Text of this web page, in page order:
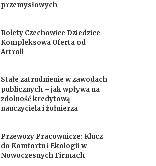
przemysłowych
Rolety Czechowice Dziedzice –
Kompleksowa Oferta od
Artroll
Stałe zatrudnienie w zawodach
publicznych – jak wpływa na
zdolność kredytową
nauczyciela i żołnierza
Przewozy Pracownicze: Klucz
do Komfortu i Ekologii w
Nowoczesnych Firmach